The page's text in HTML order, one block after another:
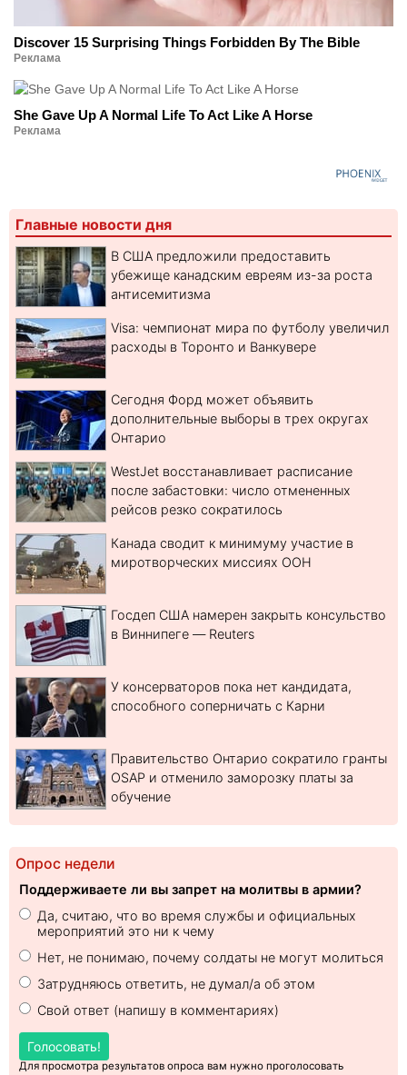
Discover 15 Surprising Things Forbidden By The Bible
Реклама
She Gave Up A Normal Life To Act Like A Horse
Реклама
Главные новости дня
В США предложили предоставить
убежище канадским евреям из-за роста
антисемитизма
Visa: чемпионат мира по футболу увеличил
расходы в Торонто и Ванкувере
Сегодня Форд может объявить
дополнительные выборы в трех округах
Онтарио
WestJet восстанавливает расписание
после забастовки: число отмененных
рейсов резко сократилось
Канада сводит к минимуму участие в
миротворческих миссиях ООН
Госдеп США намерен закрыть консульство
в Виннипеге — Reuters
У консерваторов пока нет кандидата,
способного соперничать с Карни
Правительство Онтарио сократило гранты
OSAP и отменило заморозку платы за
обучение
Опрос недели
Поддерживаете ли вы запрет на молитвы в армии?
Да, считаю, что во время службы и официальных
мероприятий это ни к чему
Нет, не понимаю, почему солдаты не могут молиться
Затрудняюсь ответить, не думал/а об этом
Свой ответ (напишу в комментариях)
Голосовать!
Для просмотра результатов опроса вам нужно проголосовать